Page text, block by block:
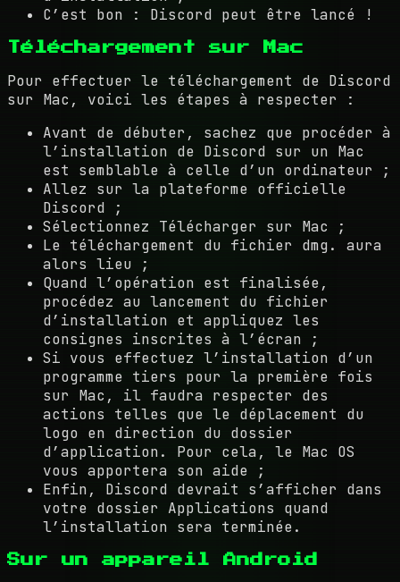
C’est bon : Discord peut être lancé !
Téléchargement sur Mac
Pour effectuer le téléchargement de Discord
sur Mac, voici les étapes à respecter :
Avant de débuter, sachez que procéder à
l’installation de Discord sur un Mac
est semblable à celle d’un ordinateur ;
Allez sur la plateforme officielle
Discord ;
Sélectionnez Télécharger sur Mac ;
Le téléchargement du fichier dmg. aura
alors lieu ;
Quand l’opération est finalisée,
procédez au lancement du fichier
d’installation et appliquez les
consignes inscrites à l’écran ;
Si vous effectuez l’installation d’un
programme tiers pour la première fois
sur Mac, il faudra respecter des
actions telles que le déplacement du
logo en direction du dossier
d’application. Pour cela, le Mac OS
vous apportera son aide ;
Enfin, Discord devrait s’afficher dans
votre dossier Applications quand
l’installation sera terminée.
Sur un appareil Android